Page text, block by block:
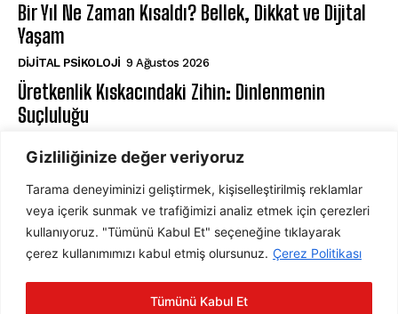
Gizliliğinize değer veriyoruz
Tarama deneyiminizi geliştirmek, kişiselleştirilmiş reklamlar
veya içerik sunmak ve trafiğimizi analiz etmek için çerezleri
kullanıyoruz. "Tümünü Kabul Et" seçeneğine tıklayarak
çerez kullanımımızı kabul etmiş olursunuz. Çerez Politikası
Tümünü Kabul Et
Bir Yıl Ne Zaman Kısaldı? Bellek, Dikkat ve Dijital
Yaşam
DIJITAL PSIKOLOJI 9 Ağustos 2026
Üretkenlik Kıskacındaki Zihin: Dinlenmenin
Suçluluğu
ABONE OL
ABONE OL